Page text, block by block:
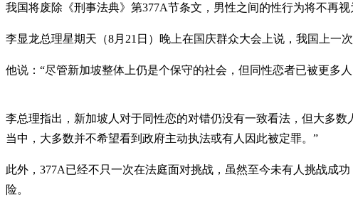
我国将废除《刑事法典》第377A节条文，男性之间的性行为将不再
李显龙总理星期天（8月21日）晚上在国庆群众大会上说，我国上一
他说：“尽管新加坡整体上仍是个保守的社会，但同性恋者已被更多
李总理指出，新加坡人对于同性恋的对错仍没有一致看法，但大多
当中，大多数并不希望看到政府主动执法或有人因此被定罪。”
此外，377A已经不只一次在法庭面对挑战，虽然至今未有人挑战成
险。